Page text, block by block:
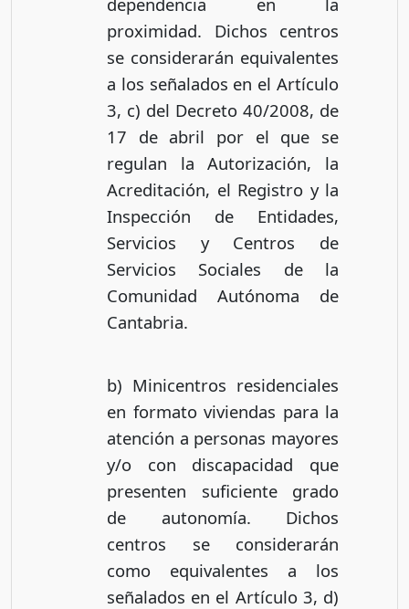
proximidad. Dichos centros
se considerarán equivalentes
a los señalados en el Artículo
3, c) del Decreto 40/2008, de
17 de abril por el que se
regulan la Autorización, la
Acreditación, el Registro y la
Inspección de Entidades,
Servicios y Centros de
Servicios Sociales de la
Comunidad Autónoma de
Cantabria.
b) Minicentros residenciales
en formato viviendas para la
atención a personas mayores
y/o con discapacidad que
presenten suficiente grado
de autonomía. Dichos
centros se considerarán
como equivalentes a los
señalados en el Artículo 3, d)